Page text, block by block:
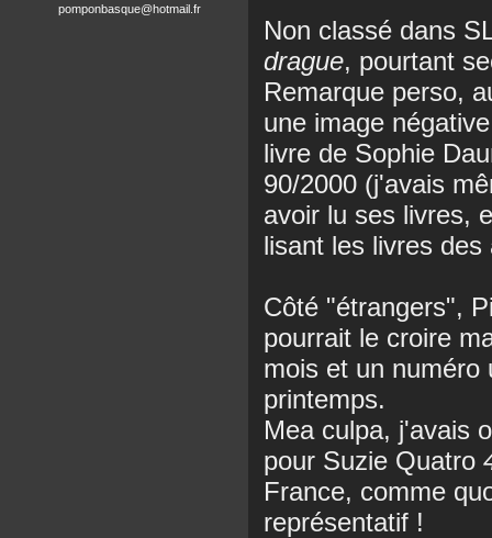
pomponbasque@hotmail.fr
Non classé dans
drague, pourtant
Remarque perso,
une image
livre de Sophie
90/2000 (j'avais
avoir lu ses livres,
lisant les livres
Côté "étrangers",
pourrait le croire
mois et un numéro
printemps.
Mea culpa, j'avais
pour Suzie Quatro
France, comme
représentatif !